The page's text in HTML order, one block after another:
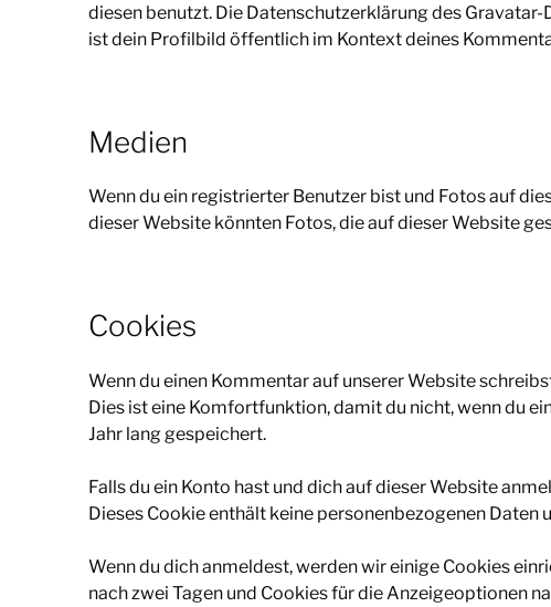
diesen benutzt. Die Datenschutzerklärung des
ist dein Profilbild öffentlich im Kontext deines
Medien
Wenn du ein registrierter Benutzer bist und Fotos auf
dieser Website könnten Fotos, die auf dieser Website
Cookies
Wenn du einen Kommentar auf unserer Website
Dies ist eine Komfortfunktion, damit du nicht, wenn du
Jahr lang gespeichert.
Falls du ein Konto hast und dich auf dieser Website
Dieses Cookie enthält keine personenbezogenen
Wenn du dich anmeldest, werden wir einige Cookies
nach zwei Tagen und Cookies für die Anzeigeoptionen